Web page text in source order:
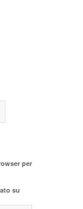
per
su